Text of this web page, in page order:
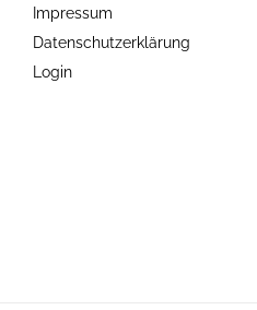
Impressum
Datenschutzerklärung
Login